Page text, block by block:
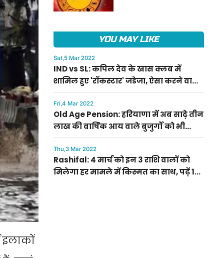
इलाकों
YOU MAY LIKE
Sat,5 Mar 2022
IND vs SL: कपिल देव के खास क्लब में
शामिल हुए 'रॉकस्टार' जडेजा, ऐसा करने वाले
बने मात्र दूसरे भारतीय
Fri,4 Mar 2022
Old Age Pension: हरियाणा में अब साढ़े तीन
लाख की वार्षिक आय वाले बुजुर्गों को भी
मिलेगी बुढ़ापा पेंशन, सीएम मनोहर लाल का
ऐलान
Thu,3 Mar 2022
Rashifal: 4 मार्च को इन 3 राशि वालों को
मिलेगा हर मामले में किस्मत का साथ, पढ़ें 12